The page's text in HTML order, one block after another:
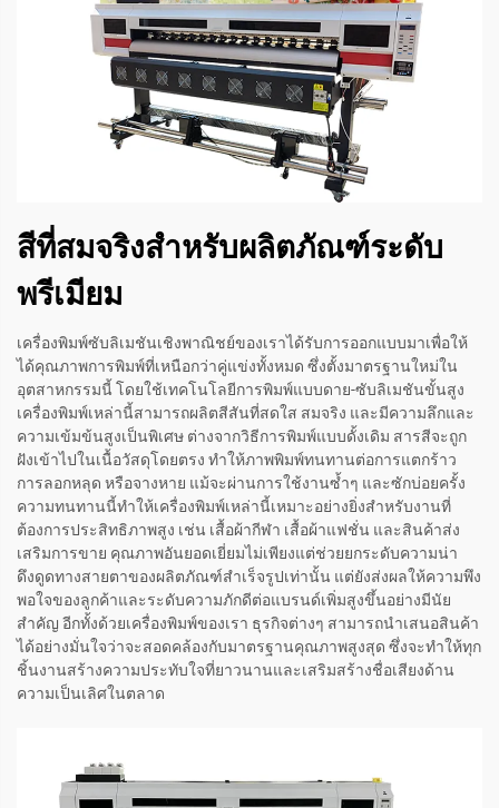
สีที่สมจริงสำหรับผลิตภัณฑ์ระดับ
พรีเมียม
เครื่องพิมพ์ซับลิเมชันเชิงพาณิชย์ของเราได้รับการออกแบบมาเพื่อให้
ได้คุณภาพการพิมพ์ที่เหนือกว่าคู่แข่งทั้งหมด ซึ่งตั้งมาตรฐานใหม่ใน
อุตสาหกรรมนี้ โดยใช้เทคโนโลยีการพิมพ์แบบดาย-ซับลิเมชันขั้นสูง
เครื่องพิมพ์เหล่านี้สามารถผลิตสีสันที่สดใส สมจริง และมีความลึกและ
ความเข้มข้นสูงเป็นพิเศษ ต่างจากวิธีการพิมพ์แบบดั้งเดิม สารสีจะถูก
ฝังเข้าไปในเนื้อวัสดุโดยตรง ทำให้ภาพพิมพ์ทนทานต่อการแตกร้าว
การลอกหลุด หรือจางหาย แม้จะผ่านการใช้งานซ้ำๆ และซักบ่อยครั้ง
ความทนทานนี้ทำให้เครื่องพิมพ์เหล่านี้เหมาะอย่างยิ่งสำหรับงานที่
ต้องการประสิทธิภาพสูง เช่น เสื้อผ้ากีฬา เสื้อผ้าแฟชั่น และสินค้าส่ง
เสริมการขาย คุณภาพอันยอดเยี่ยมไม่เพียงแต่ช่วยยกระดับความน่า
ดึงดูดทางสายตาของผลิตภัณฑ์สำเร็จรูปเท่านั้น แต่ยังส่งผลให้ความพึง
พอใจของลูกค้าและระดับความภักดีต่อแบรนด์เพิ่มสูงขึ้นอย่างมีนัย
สำคัญ อีกทั้งด้วยเครื่องพิมพ์ของเรา ธุรกิจต่างๆ สามารถนำเสนอสินค้า
ได้อย่างมั่นใจว่าจะสอดคล้องกับมาตรฐานคุณภาพสูงสุด ซึ่งจะทำให้ทุก
ชิ้นงานสร้างความประทับใจที่ยาวนานและเสริมสร้างชื่อเสียงด้าน
ความเป็นเลิศในตลาด